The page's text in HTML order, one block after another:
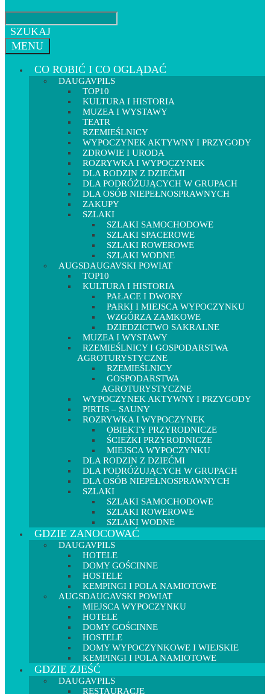
SZUKAJ
MENU
CO ROBIĆ I CO OGLĄDAĆ
DAUGAVPILS
TOP10
KULTURA I HISTORIA
MUZEA I WYSTAWY
TEATR
RZEMIEŚLNICY
WYPOCZYNEK AKTYWNY I PRZYGODY
ZDROWIE I URODA
ROZRYWKA I WYPOCZYNEK
DLA RODZIN Z DZIEĆMI
DLA PODRÓŻUJĄCYCH W GRUPACH
DLA OSÓB NIEPEŁNOSPRAWNYCH
ZAKUPY
SZLAKI
SZLAKI SAMOCHODOWE
SZLAKI SPACEROWE
SZLAKI ROWEROWE
SZLAKI WODNE
AUGSDAUGAVSKI POWIAT
TOP10
KULTURA I HISTORIA
PAŁACE I DWORY
PARKI I MIEJSCA WYPOCZYNKU
WZGÓRZA ZAMKOWE
DZIEDZICTWO SAKRALNE
MUZEA I WYSTAWY
RZEMIEŚLNICY I GOSPODARSTWA
AGROTURYSTYCZNE
RZEMIEŚLNICY
GOSPODARSTWA
AGROTURYSTYCZNE
WYPOCZYNEK AKTYWNY I PRZYGODY
PIRTIS – SAUNY
ROZRYWKA I WYPOCZYNEK
OBIEKTY PRZYRODNICZE
ŚCIEŻKI PRZYRODNICZE
MIEJSCA WYPOCZYNKU
DLA RODZIN Z DZIEĆMI
DLA PODRÓŻUJĄCYCH W GRUPACH
DLA OSÓB NIEPEŁNOSPRAWNYCH
SZLAKI
SZLAKI SAMOCHODOWE
SZLAKI ROWEROWE
SZLAKI WODNE
GDZIE ZANOCOWAĆ
DAUGAVPILS
HOTELE
DOMY GOŚCINNE
HOSTELE
KEMPINGI I POLA NAMIOTOWE
AUGSDAUGAVSKI POWIAT
MIEJSCA WYPOCZYNKU
HOTELE
DOMY GOŚCINNE
HOSTELE
DOMY WYPOCZYNKOWE I WIEJSKIE
KEMPINGI I POLA NAMIOTOWE
GDZIE ZJEŚĆ
DAUGAVPILS
RESTAURACJE